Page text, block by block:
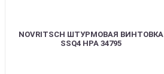
NOVRITSCH ШТУРМОВАЯ ВИНТОВКА
SSQ4 HPA 34795